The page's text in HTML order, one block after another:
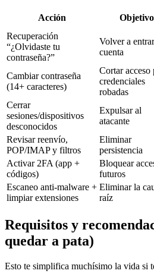
Acción Objetivo
Recuperación
“¿Olvidaste tu
contraseña?”
Volver a
cuenta
Cambiar contraseña
(14+ caracteres)
Cortar acceso
credenciales
robadas
Cerrar
sesiones/dispositivos
desconocidos
Expulsar al
atacante
Revisar reenvío,
POP/IMAP y filtros
Eliminar
persistencia
Activar 2FA (app +
códigos)
Bloquear
futuros
Escaneo anti-malware +
limpiar extensiones
Eliminar la
raíz
Requisitos y
quedar a pata)
Esto te simplifica muchísimo la vida si